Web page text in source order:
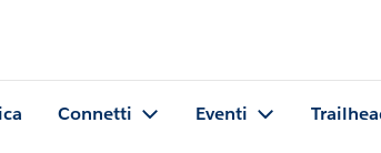
Connetti Eventi